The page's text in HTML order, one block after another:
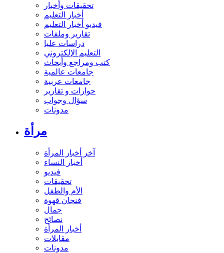
تحقيقات وأخبار
أخبار التعليم
فيديو أخبار التعليم
تقارير وملفات
دراسات عليا
التعليم الإلكتروني
كتب ومراجع وأبحاث
جامعات عالمية
جامعات عربية
حوارات و تقارير
سؤال وجواب
مدونات
مرأة
آخر أخبار المرأة
أخبار النساء
فيديو
تحقيقات
الأم والطفل
فنجان قهوة
جمال
نصائح
أخبار المرأة
مقابلات
مدونات